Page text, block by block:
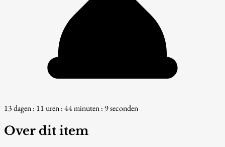
13 dagen : 11 uren : 44 minuten : 8 seconden
Over dit item